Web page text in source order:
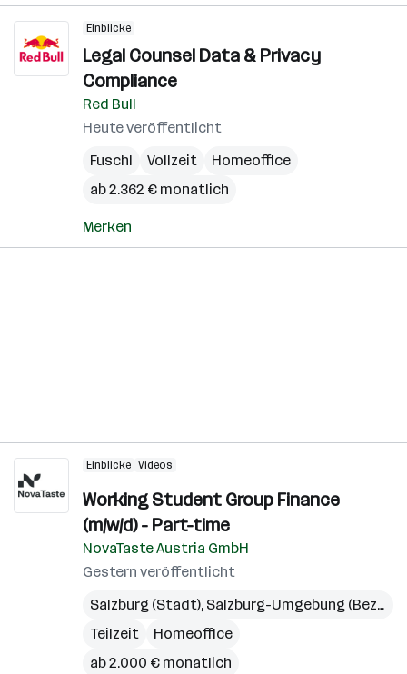
Einblicke
Legal Counsel Data & Privacy
Compliance
Red Bull
Heute veröffentlicht
Fuschl
Vollzeit
Homeoffice
ab 2.362 € monatlich
Merken
Einblicke Videos
Working Student Group Finance
(m/w/d) - Part-time
NovaTaste Austria GmbH
Gestern veröffentlicht
Salzburg (Stadt), Salzburg-Umgebung (Bezirk)
Teilzeit
Homeoffice
ab 2.000 € monatlich